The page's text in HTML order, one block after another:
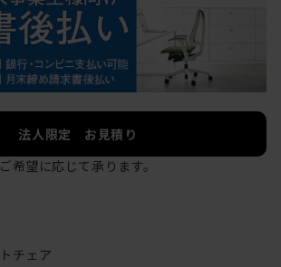
法人限定 お見積り
ご希望に応じて承ります。